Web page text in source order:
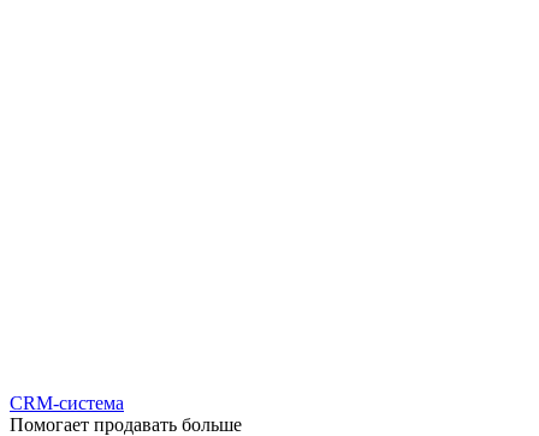
CRM-система
Помогает продавать больше